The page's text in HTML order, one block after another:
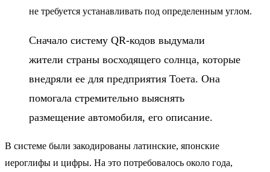
не требуется устанавливать под определенным углом.
Сначало систему QR-кодов выдумали
жители страны восходящего солнца, которые
внедряли ее для предприятия Тоета. Она
помогала стремительно выяснять
размещение автомобиля, его описание.
В системе были закодированы латинские, японские
иероглифы и цифры. На это потребовалось около года,